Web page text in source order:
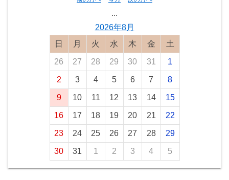
...
2026年8月
日曜日月曜日火曜日水曜日木曜日金曜日土曜日
26 27 28 29 30 31 1
2 3 4 5 6 7 8
9 10 11 12 13 14 15
16 17 18 19 20 21 22
23 24 25 26 27 28 29
30 31 1 2 3 4 5